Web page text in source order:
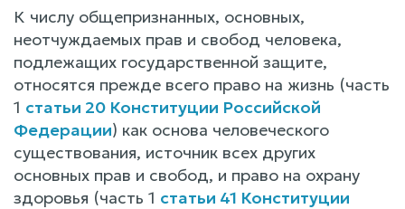
К числу общепризнанных, основных,
неотчуждаемых прав и свобод человека,
подлежащих государственной защите,
относятся прежде всего право на жизнь (часть
1 статьи 20 Конституции Российской
Федерации) как основа человеческого
существования, источник всех других
основных прав и свобод, и право на охрану
здоровья (часть 1 статьи 41 Конституции